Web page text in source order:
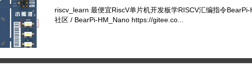
riscv_learn 最便宜RiscV单片机开发板学RISCV汇编指令
社区 / BearPi-HM_Nano https://gitee.co...